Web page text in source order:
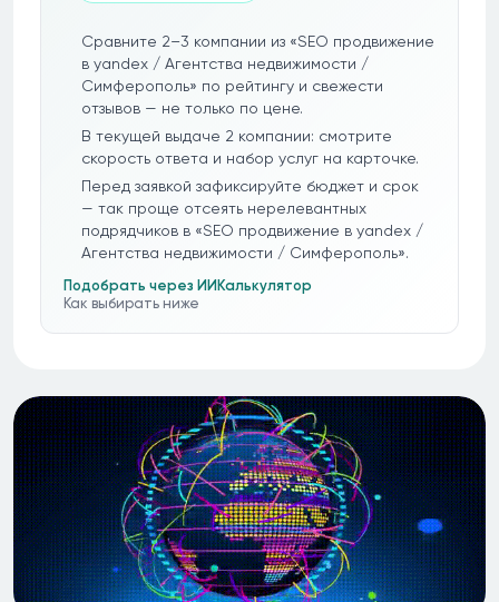
Сравните 2–3 компании из «SEO продвижение
в yandex / Агентства недвижимости /
Симферополь» по рейтингу и свежести
отзывов — не только по цене.
В текущей выдаче 2 компании: смотрите
скорость ответа и набор услуг на карточке.
Перед заявкой зафиксируйте бюджет и срок
— так проще отсеять нерелевантных
подрядчиков в «SEO продвижение в yandex /
Агентства недвижимости / Симферополь».
Подобрать через ИИ Калькулятор
Как выбирать ниже